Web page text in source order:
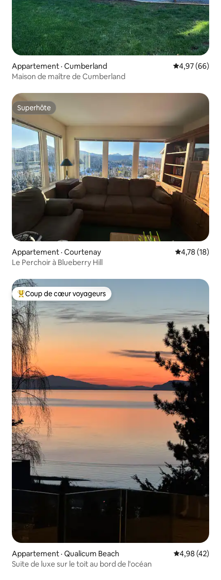
Appartement · Cumberland Note
4,97 (66)
Maison de maître de Cumberland
Superhôte
Superhôte
Appartement · Courtenay Note
4,78 (18)
Le Perchoir à Blueberry Hill
Coup de cœur voyageurs parmi les plus aimés
Coup de cœur voyageurs
Appartement · Qualicum Beach Note
4,98 (42)
Suite de luxe sur le toit au bord de l'océan